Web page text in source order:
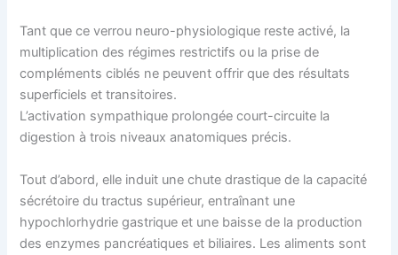
Tant que ce verrou neuro-physiologique reste activé, la
multiplication des régimes restrictifs ou la prise de
compléments ciblés ne peuvent offrir que des résultats
superficiels et transitoires.
L’activation sympathique prolongée court-circuite la
digestion à trois niveaux anatomiques précis.
Tout d’abord, elle induit une chute drastique de la capacité
sécrétoire du tractus supérieur, entraînant une
hypochlorhydrie gastrique et une baisse de la production
des enzymes pancréatiques et biliaires. Les aliments sont